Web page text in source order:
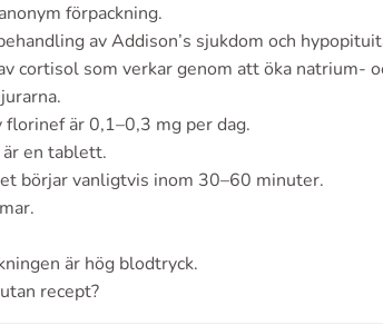
förpackning.
av Addison’s sjukdom och
cortisol som verkar genom att öka natrium-
florinef är 0,1–0,3 mg per dag.
en tablett.
börjar vanligtvis inom 30–60 minuter.
är hög blodtryck.
recept?